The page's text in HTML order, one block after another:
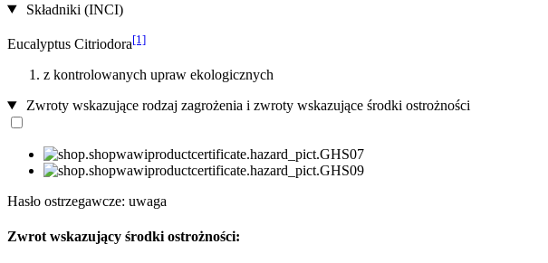
Składniki (INCI)
Eucalyptus Citriodora[1]
z kontrolowanych upraw ekologicznych
Zwroty wskazujące rodzaj zagrożenia i zwroty wskazujące środki ostrożności
Hasło ostrzegawcze: uwaga
Zwrot wskazujący środki ostrożności: